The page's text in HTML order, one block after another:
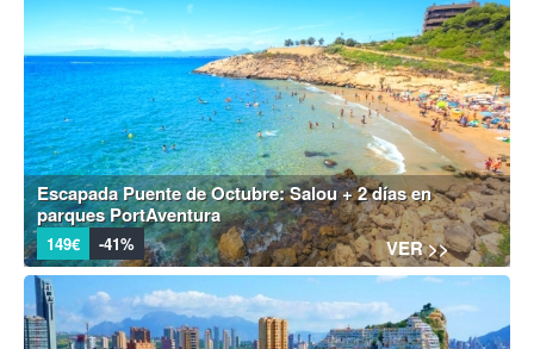
Escapada Puente de Octubre: Salou + 2 días en
parques PortAventura
149€ -41% VER >>